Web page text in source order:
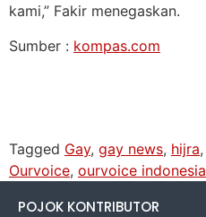
kami,” Fakir menegaskan.
Sumber : kompas.com
Tagged Gay, gay news, hijra,
Ourvoice, ourvoice indonesia
POJOK KONTRIBUTOR